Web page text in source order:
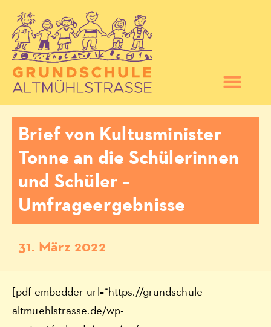
Brief von Kultusminister
Tonne an die Schülerinnen
und Schüler –
Umfrageergebnisse
31. März 2022
[pdf-embedder url=“https://grundschule-
altmuehlstrasse.de/wp-